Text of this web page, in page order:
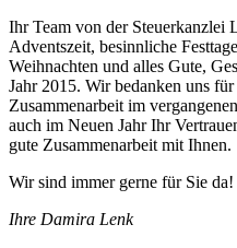
Ihr Team von der Steuerkanzlei
Adventszeit, besinnliche
Weihnachten und alles Gute,
Jahr 2015. Wir bedanken uns
Zusammenarbeit im
auch im Neuen Jahr Ihr
gute Zusammenarbeit mit Ihnen.
Wir sind immer gerne für Sie da!
Ihre Damira Lenk